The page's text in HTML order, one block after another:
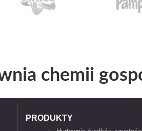
chemii
PRODUKTY